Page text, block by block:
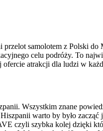
przelot samolotem z Polski
celu podróży. To
ofercie atrakcji dla ludzi w
Wszystkim znane
warto by było
czyli szybka kolej dzięki